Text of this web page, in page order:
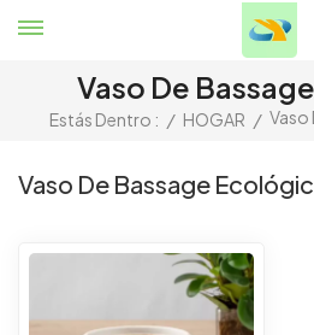
Vaso De
Estás Dentro : / HOGAR / Vaso
Vaso De Bassage